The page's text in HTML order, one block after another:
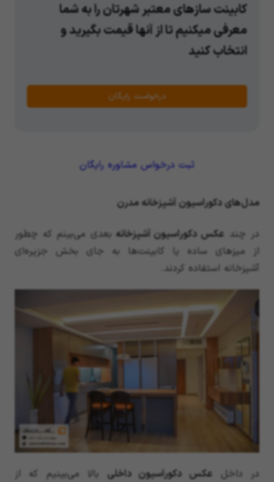
کابینت سازهای معتبر شهرتان را به شما
معرفی میکنیم تا از آنها قیمت بگیرید و
انتخاب کنید
درخواست رایگان
ثبت درخواس مشاوره رایگان
مدل‌های دکوراسیون آشپزخانه مدرن
در چند عکس دکوراسیون آشپزخانه بعدی می‌بینم که چطور
از میز‌های ساده یا کابینت‌ها به جای بخش جزیره‌ای
آشپزخانه استفاده کردند.
در داخل عکس دکوراسیون داخلی بالا می‌بینیم که از